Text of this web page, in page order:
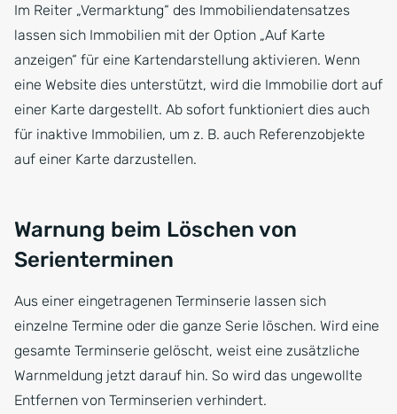
Im Reiter „Vermarktung“ des Immobiliendatensatzes
lassen sich Immobilien mit der Option „Auf Karte
anzeigen“ für eine Kartendarstellung aktivieren. Wenn
eine Website dies unterstützt, wird die Immobilie dort auf
einer Karte dargestellt. Ab sofort funktioniert dies auch
für inaktive Immobilien, um z. B. auch Referenzobjekte
auf einer Karte darzustellen.
Warnung beim Löschen von
Serienterminen
Aus einer eingetragenen Terminserie lassen sich
einzelne Termine oder die ganze Serie löschen. Wird eine
gesamte Terminserie gelöscht, weist eine zusätzliche
Warnmeldung jetzt darauf hin. So wird das ungewollte
Entfernen von Terminserien verhindert.